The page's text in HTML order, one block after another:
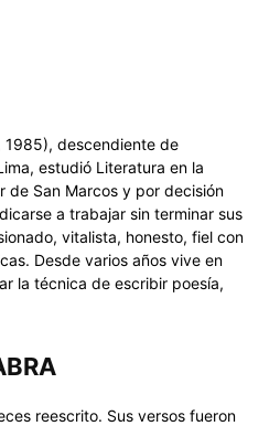
1985), descendiente de
estudió Literatura en la
de San Marcos y por decisión
a trabajar sin terminar sus
vitalista, honesto, fiel con
Desde varios años vive en
la técnica de escribir poesía,
reescrito. Sus versos fueron